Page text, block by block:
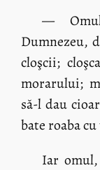
—
Dumnezeu,
cloşcii;
morarului;
să-l dau
bate roaba
Iar